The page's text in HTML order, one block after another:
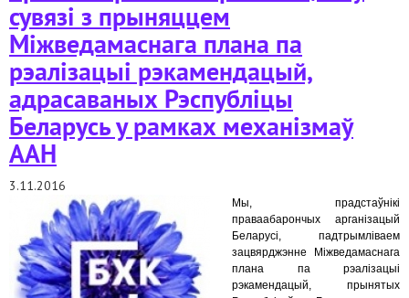
сувязі з прыняццем
Міжведамаснага плана па
рэалізацыі рэкамендацый,
адрасаваных Рэспубліцы
Беларусь у рамках механізмаў
ААН
3.11.2016
Мы, прадстаўнікі
праваабарончых арганізацый
Беларусі, падтрымліваем
зацвярджэнне Міжведамаснага
плана па рэалізацыі
рэкамендацый, прынятых